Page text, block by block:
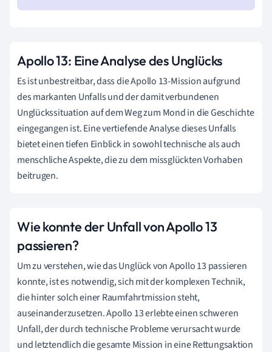
Apollo 13: Eine Analyse des Unglücks
Es ist unbestreitbar, dass die Apollo 13-Mission aufgrund
des markanten Unfalls und der damit verbundenen
Unglückssituation auf dem Weg zum Mond in die Geschichte
eingegangen ist. Eine vertiefende Analyse dieses Unfalls
bietet einen tiefen Einblick in sowohl technische als auch
menschliche Aspekte, die zu dem missglückten Vorhaben
beitrugen.
Wie konnte der Unfall von Apollo 13
passieren?
Um zu verstehen, wie das Unglück von Apollo 13 passieren
konnte, ist es notwendig, sich mit der komplexen Technik,
die hinter solch einer Raumfahrtmission steht,
auseinanderzusetzen. Apollo 13 erlebte einen schweren
Unfall, der durch technische Probleme verursacht wurde
und letztendlich die gesamte Mission in eine Rettungsaktion